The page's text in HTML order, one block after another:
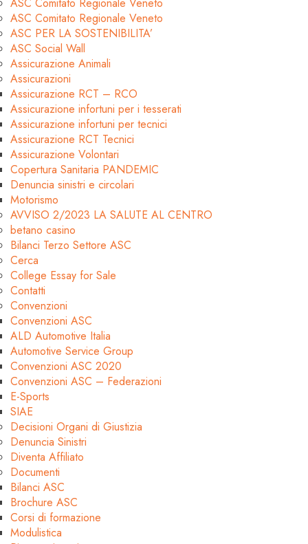
ASC Comitato Regionale Veneto
ASC PER LA SOSTENIBILITA’
ASC Social Wall
Assicurazione Animali
Assicurazioni
Assicurazione RCT – RCO
Assicurazione infortuni per i tesserati
Assicurazione infortuni per tecnici
Assicurazione RCT Tecnici
Assicurazione Volontari
Copertura Sanitaria PANDEMIC
Denuncia sinistri e circolari
Motorismo
AVVISO 2/2023 LA SALUTE AL CENTRO
betano casino
Bilanci Terzo Settore ASC
Cerca
College Essay for Sale
Contatti
Convenzioni
Convenzioni ASC
ALD Automotive Italia
Automotive Service Group
Convenzioni ASC 2020
Convenzioni ASC – Federazioni
E-Sports
SIAE
Decisioni Organi di Giustizia
Denuncia Sinistri
Diventa Affiliato
Documenti
Bilanci ASC
Brochure ASC
Corsi di formazione
Modulistica